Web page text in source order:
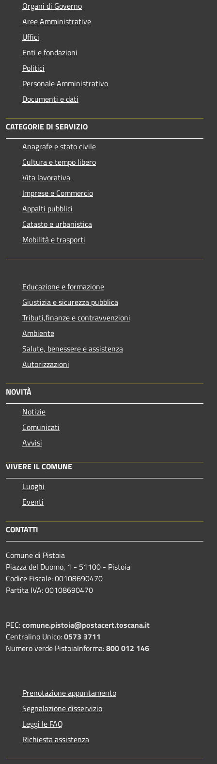
Organi di Governo
Aree Amministrative
Uffici
Enti e fondazioni
Politici
Personale Amministrativo
Documenti e dati
CATEGORIE DI SERVIZIO
Anagrafe e stato civile
Cultura e tempo libero
Vita lavorativa
Imprese e Commercio
Appalti pubblici
Catasto e urbanistica
Mobilità e trasporti
Educazione e formazione
Giustizia e sicurezza pubblica
Tributi,finanze e contravvenzioni
Ambiente
Salute, benessere e assistenza
Autorizzazioni
NOVITÀ
Notizie
Comunicati
Avvisi
VIVERE IL COMUNE
Luoghi
Eventi
CONTATTI
Comune di Pistoia
Piazza del Duomo, 1 - 51100 - Pistoia
Codice Fiscale: 00108690470
Partita IVA: 00108690470
PEC:comune.pistoia@postacert.toscana.it
Centralino Unico:0573 3711
Numero verde PistoiaInforma:800 012 146
Prenotazione appuntamento
Segnalazione disservizio
Leggi le FAQ
Richiesta assistenza